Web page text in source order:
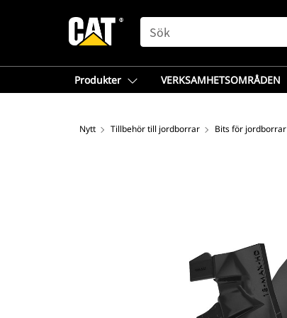
SEARCH
Produkter VERKSAMHETSOMRÅDEN
Nytt Tillbehör till jordborrar Bits för jordborrar